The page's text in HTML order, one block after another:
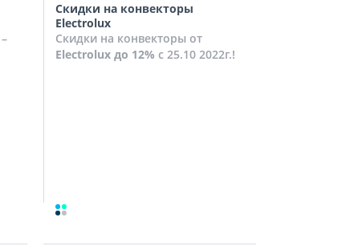
–
Скидки на конвекторы
Electrolux
Скидки на конвекторы от
Electrolux до 12% с 25.10 2022г.!